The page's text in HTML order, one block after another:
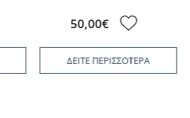
50,00€
ΔΕΙΤΕ ΠΕΡΙΣΣΟΤΕΡΑ